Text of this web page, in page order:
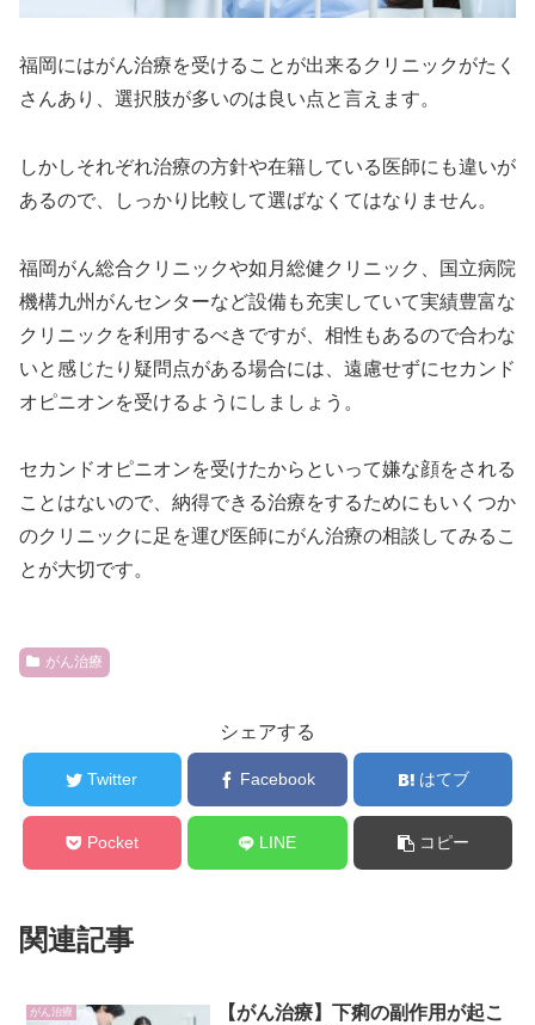
福岡にはがん治療を受けることが出来るクリニックがたく
さんあり、選択肢が多いのは良い点と言えます。
しかしそれぞれ治療の方針や在籍している医師にも違いが
あるので、しっかり比較して選ばなくてはなりません。
福岡がん総合クリニックや如月総健クリニック、国立病院
機構九州がんセンターなど設備も充実していて実績豊富な
クリニックを利用するべきですが、相性もあるので合わな
いと感じたり疑問点がある場合には、遠慮せずにセカンド
オピニオンを受けるようにしましょう。
セカンドオピニオンを受けたからといって嫌な顔をされる
ことはないので、納得できる治療をするためにもいくつか
のクリニックに足を運び医師にがん治療の相談してみるこ
とが大切です。
がん治療
シェアする
Twitter Facebook はてブ
Pocket LINE コピー
関連記事
がん治療
【がん治療】下痢の副作用が起こ